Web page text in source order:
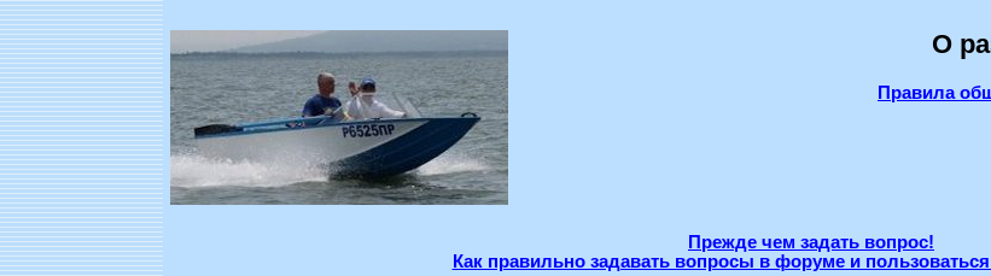
О
Правила
Прежде чем задать вопрос!
Как правильно задавать вопросы в форуме и